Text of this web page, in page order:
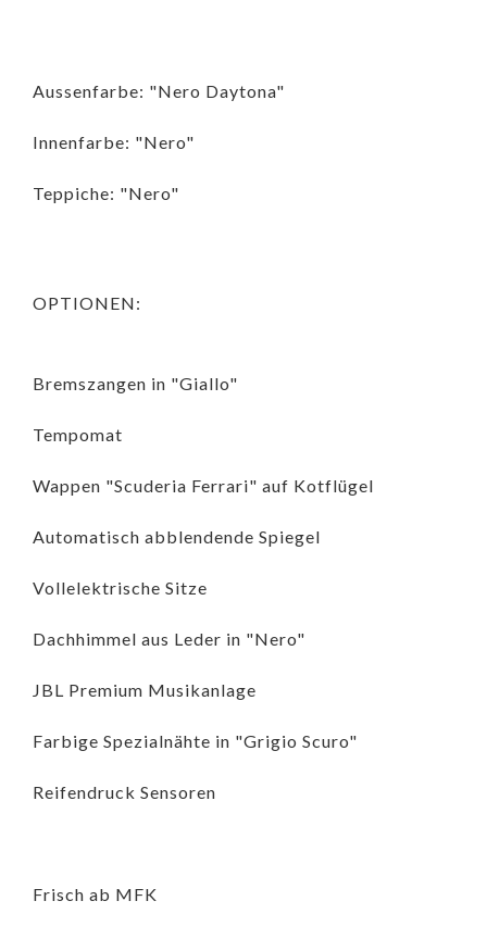
Aussenfarbe: "Nero Daytona"
Innenfarbe: "Nero"
Teppiche: "Nero"
OPTIONEN:
Bremszangen in "Giallo"
Tempomat
Wappen "Scuderia Ferrari" auf Kotflügel
Automatisch abblendende Spiegel
Vollelektrische Sitze
Dachhimmel aus Leder in "Nero"
JBL Premium Musikanlage
Farbige Spezialnähte in "Grigio Scuro"
Reifendruck Sensoren
Frisch ab MFK